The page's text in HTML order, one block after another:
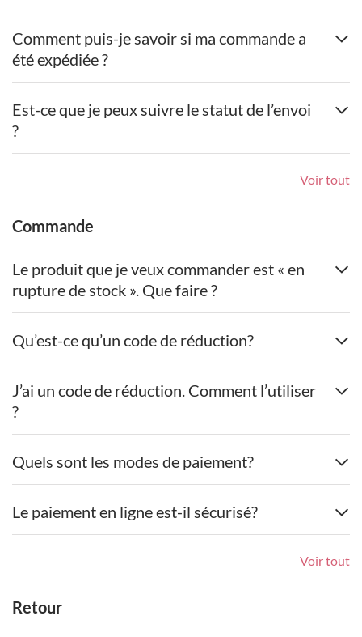
Comment puis-je savoir si ma commande a
été expédiée ?
Est-ce que je peux suivre le statut de l’envoi
?
Voir tout
Commande
Le produit que je veux commander est « en
rupture de stock ». Que faire ?
Qu’est-ce qu’un code de réduction?
J’ai un code de réduction. Comment l’utiliser
?
Quels sont les modes de paiement?
Le paiement en ligne est-il sécurisé?
Voir tout
Retour